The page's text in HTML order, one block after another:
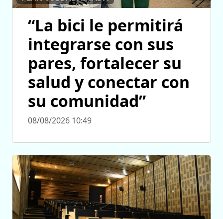
“La bici le permitirá
integrarse con sus
pares, fortalecer su
salud y conectar con
su comunidad”
08/08/2026 10:49